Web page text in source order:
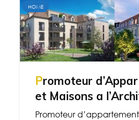
HOME
Promoteur d’Appartements
et Maisons a
Promoteur